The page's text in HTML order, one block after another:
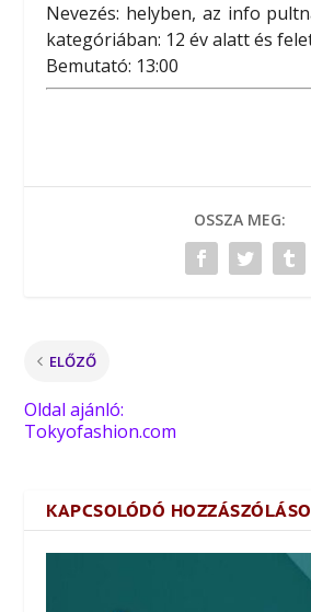
Nevezés: helyben, az info
kategóriában: 12 év alatt és
Bemutató: 13:00
OSSZA MEG:
ELŐZŐ
Oldal ajánló:
Tokyofashion.com
KAPCSOLÓDÓ